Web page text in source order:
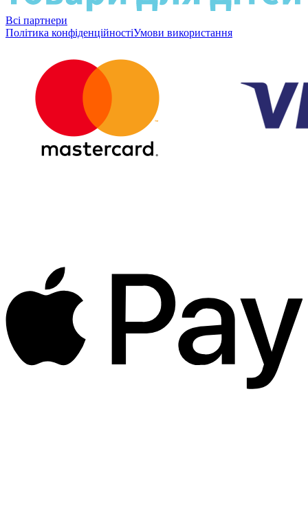
Всі партнери
Політика конфіденційностіУмови використання